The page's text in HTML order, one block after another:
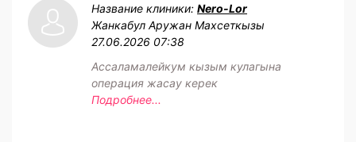
Название клиники: Nero-Lor
Жанкабул Аружан Махсеткызы
27.06.2026 07:38
Ассаламалейкум кызым кулагына
операция жасау керек
Подробнее...